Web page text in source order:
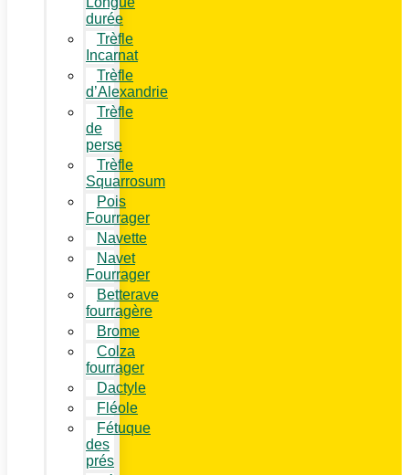
durée
Trèfle
Incarnat
Trèfle
d’Alexandrie
Trèfle
de
perse
Trèfle
Squarrosum
Pois
Fourrager
Navette
Navet
Fourrager
Betterave
fourragère
Brome
Colza
fourrager
Dactyle
Fléole
Fétuque
des
prés